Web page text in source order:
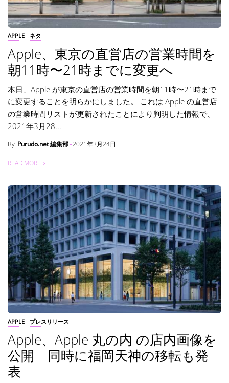
APPLE ネタ
Apple、東京の直営店の営業時間を
朝11時〜21時までに変更へ
本日、Apple が東京の直営店の営業時間を朝11時〜21時まで
に変更することを明らかにしました。 これは Apple の直営店
の営業時間リストが更新されたことにより判明した情報で、
2021年3月28...
By Purudo.net 編集部 2021年3月24日
READ MORE
APPLE プレスリリース
Apple、Apple 丸の内 の店内画像を
公開 同時に福岡天神の移転も発
表